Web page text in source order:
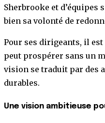
Sherbrooke et
bien sa volonté de
Pour ses dirigeants, il
peut prospérer sans un
vision se traduit par des
durables.
Une vision ambitieuse